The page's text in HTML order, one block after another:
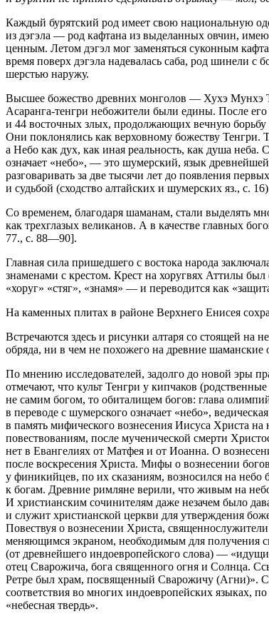
Каждый бурятский род имеет свою национальную
из дэгэла — род кафтана из выделанных овчин,
ценным. Летом дэгэл мог заменяться суконным
время поверх дэгэла надевалась саба, род шинели
шерстью наружу.
Высшее божество древних монголов — Хухэ Мунхэ
Асаранга-тенгри небожители были едины. После
и 44 восточных злых, продолжающих вечную
Они поклонялись как верховному божеству Тенгри.
а Небо как дух, как иная реальность, как душа
означает «небо», — это шумерский, язык
разговаривать за две тысячи лет до появления
и судьбой (сходство алтайских и шумерских яз., с.
Со временем, благодаря шаманам, стали выделять
как трехглазых великанов. А в качестве главных
77., с. 88—90].
Главная сила пришедшего с востока народа
знаменами с крестом. Крест на хоругвях Аттилы
«хоруг» «стяг», «знамя» — и переводится как
На каменных плитах в районе Верхнего Енисея
Встречаются здесь и рисунки алтаря со стоящей на
обряда, ни в чем не похожего на древние шаманские
По мнению исследователей, задолго до новой эры
отмечают, что культ Тенгри у кипчаков
не самим богом, то обиталищем богов: глава
в переводе с шумерского означает «небо»,
в память мифического вознесения Иисуса Христа
повествованиям, после мученической смерти
нет в Евангелиях от Матфея и от Иоанна. О
после воскресения Христа. Мифы о вознесении
у финикийцев, по их сказаниям, возносился на
к богам. Древние римляне верили, что живым на
И христианским сочинителям даже незачем было
и служит христианской церкви для утверждения
Повествуя о вознесении Христа,
меняющимся экраном, необходимым для получения
(от древнейшего индоевропейского слова) —
отец Сварожича, бога священного огня и Солнца.
Ретре был храм, посвященный Сварожичу (Агни)».
соответствия во многих индоевропейских языках,
«небесная твердь».